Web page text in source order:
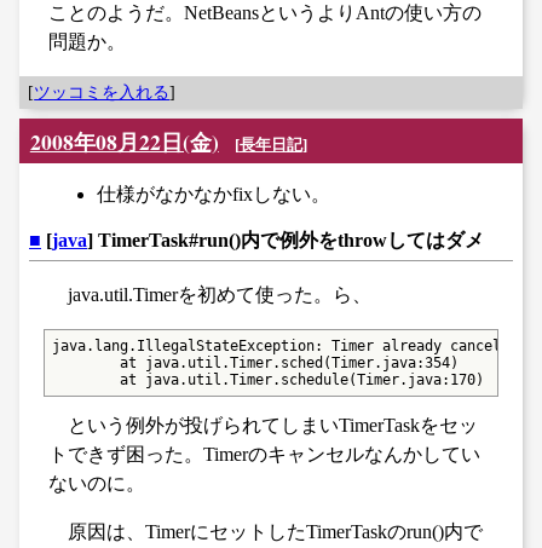
ことのようだ。NetBeansというよりAntの使い方の
問題か。
[ツッコミを入れる]
2008年08月22日(金) [長年日記]
仕様がなかなかfixしない。
■ [java] TimerTask#run()内で例外をthrowしてはダメ
java.util.Timerを初めて使った。ら、
java.lang.IllegalStateException: Timer already cancelled.
        at java.util.Timer.sched(Timer.java:354)
        at java.util.Timer.schedule(Timer.java:170)
という例外が投げられてしまいTimerTaskをセッ
トできず困った。Timerのキャンセルなんかしてい
ないのに。
原因は、TimerにセットしたTimerTaskのrun()内で